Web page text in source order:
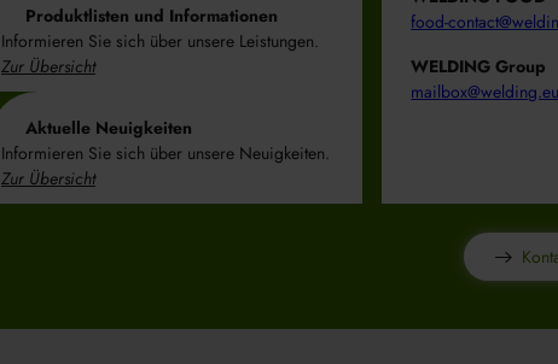
Produktlisten und Informationen
Informieren Sie sich über unsere Leistungen.
Zur Übersicht
Aktuelle Neuigkeiten
Informieren Sie sich über unsere Neuigkeiten.
Zur Übersicht
food-
WELDING Group
mailbox@welding.eu